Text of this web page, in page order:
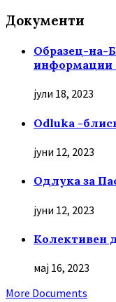
Документи
Образец-на-
информации
јули 18, 2023
Odluka -
јуни 12, 2023
Oдлука за
јуни 12, 2023
Колективен
мај 16, 2023
More Documents